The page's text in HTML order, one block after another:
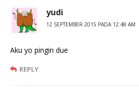
yudi
12 SEPTEMBER 2015 PADA 12:48 AM
Aku yo pingin due
REPLY